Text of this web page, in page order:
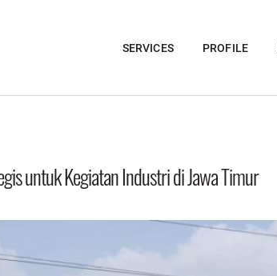
SERVICES PROFILE
untuk Kegiatan Industri di Jawa Timur